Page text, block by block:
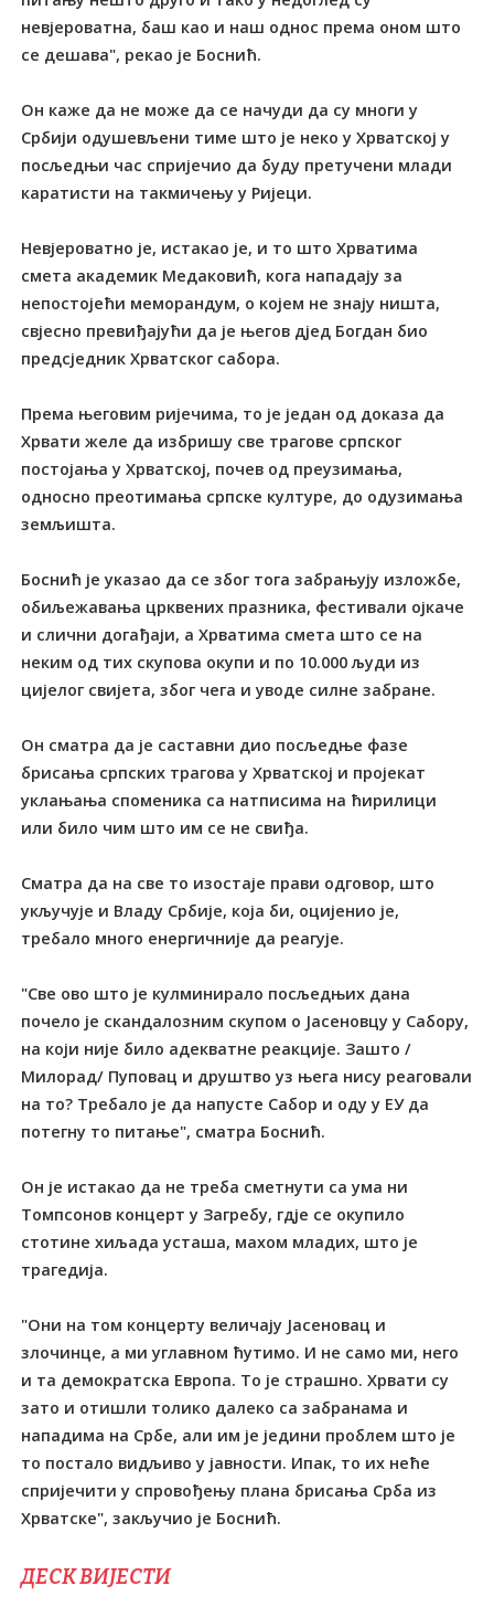
невјероватна, баш као и наш однос према оном што
се дешава", рекао је Боснић.
Он каже да не може да се начуди да су многи у
Србији одушевљени тиме што је неко у Хрватској у
посљедњи час спријечио да буду претучени млади
каратисти на такмичењу у Ријеци.
Невјероватно је, истакао је, и то што Хрватима
смета академик Медаковић, кога нападају за
непостојећи меморандум, о којем не знају ништа,
свјесно превиђајући да је његов дјед Богдан био
предсједник Хрватског сабора.
Према његовим ријечима, то је један од доказа да
Хрвати желе да избришу све трагове српског
постојања у Хрватској, почев од преузимања,
односно преотимања српске културе, до одузимања
земљишта.
Боснић је указао да се због тога забрањују изложбе,
обиљежавања црквених празника, фестивали ојкаче
и слични догађаји, а Хрватима смета што се на
неким од тих скупова окупи и по 10.000 људи из
цијелог свијета, због чега и уводе силне забране.
Он сматра да је саставни дио посљедње фазе
брисања српских трагова у Хрватској и пројекат
уклањања споменика са натписима на ћирилици
или било чим што им се не свиђа.
Сматра да на све то изостаје прави одговор, што
укључује и Владу Србије, која би, оцијенио је,
требало много енергичније да реагује.
"Све ово што је кулминирало посљедњих дана
почело је скандалозним скупом о Јасеновцу у Сабору,
на који није било адекватне реакције. Зашто /
Милорад/ Пуповац и друштво уз њега нису реаговали
на то? Требало је да напусте Сабор и оду у ЕУ да
потегну то питање", сматра Боснић.
Он је истакао да не треба сметнути са ума ни
Томпсонов концерт у Загребу, гдје се окупило
стотине хиљада усташа, махом младих, што је
трагедија.
"Они на том концерту величају Јасеновац и
злочинце, а ми углавном ћутимо. И не само ми, него
и та демократска Европа. То је страшно. Хрвати су
зато и отишли толико далеко са забранама и
нападима на Србе, али им је једини проблем што је
то постало видљиво у јавности. Ипак, то их неће
спријечити у спровођењу плана брисања Срба из
Хрватске", закључио је Боснић.
ДЕСК ВИЈЕСТИ